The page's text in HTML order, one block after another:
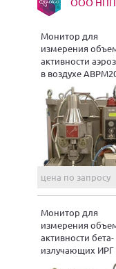
Монитор для
измерения
активности
в воздухе
цена по запросу
Монитор для
измерения
активности бета-
излучающих ИРГ